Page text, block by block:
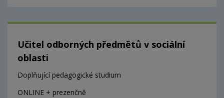
Učitel odborných předmětů v sociální
oblasti
Doplňující pedagogické studium
ONLINE + prezenčně